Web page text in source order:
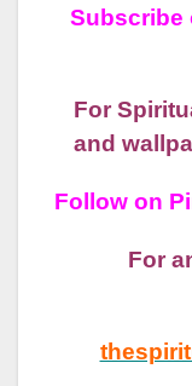
Subscribe
For
and
Follow on
For